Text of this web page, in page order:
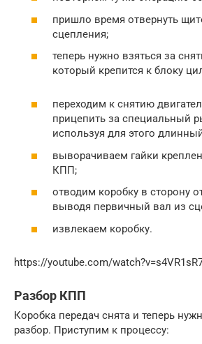
пришло время отвернуть
сцепления;
теперь нужно взяться за
который крепится к блоку
переходим к снятию
прицепить за специальный
используя для этого
выворачиваем гайки
КПП;
отводим коробку в сторону
выводя первичный вал из
извлекаем коробку.
https://youtube.com/
Разбор КПП
Коробка передач снята и теперь
разбор. Приступим к процессу: